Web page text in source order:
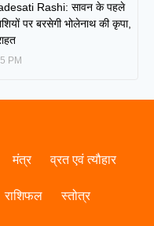
Rashi: सावन के पहले
पर बरसेगी भोलेनाथ की कृपा,
PM
मंत्र व्रत एवं त्यौहार
राशिफल स्तोत्र